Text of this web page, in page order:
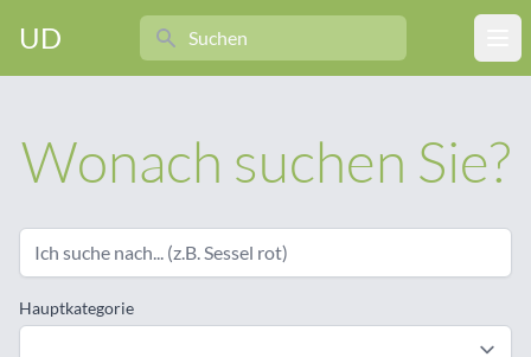
UD
Search
Wonach suchen Sie?
Hauptkategorie